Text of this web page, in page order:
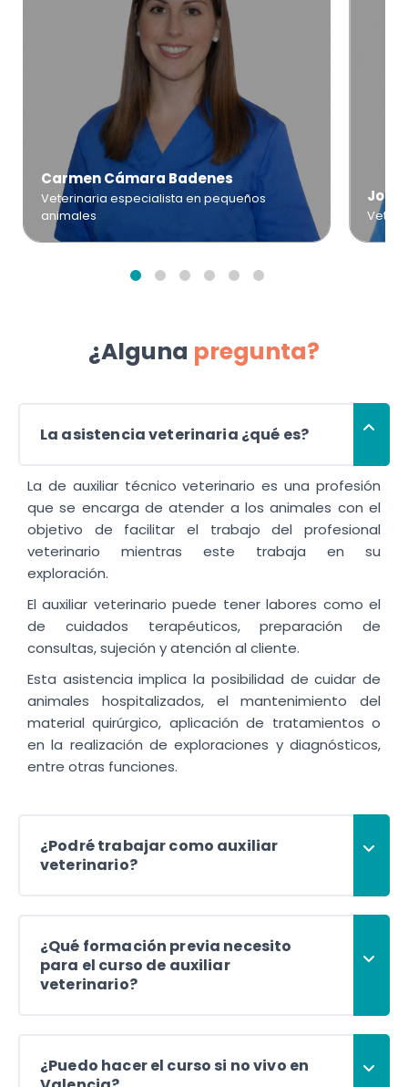
Carmen Cámara Badenes
Veterinaria especialista en pequeños
animales
José
¿Alguna pregunta?
La asistencia veterinaria ¿qué es?
La de auxiliar técnico veterinario es una profesión
que se encarga de atender a los animales con el
objetivo de facilitar el trabajo del profesional
veterinario mientras este trabaja en su
exploración.
El auxiliar veterinario puede tener labores como el
de cuidados terapéuticos, preparación de
consultas, sujeción y atención al cliente.
Esta asistencia implica la posibilidad de cuidar de
animales hospitalizados, el mantenimiento del
material quirúrgico, aplicación de tratamientos o
en la realización de exploraciones y diagnósticos,
entre otras funciones.
¿Podré trabajar como auxiliar
veterinario?
¿Qué formación previa necesito
para el curso de auxiliar
veterinario?
¿Puedo hacer el curso si no vivo en